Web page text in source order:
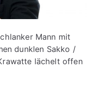
Mann mit
dunklen Sakko /
lächelt offen